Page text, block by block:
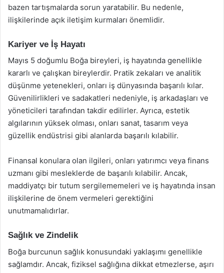
bazen tartışmalarda sorun yaratabilir. Bu nedenle,
ilişkilerinde açık iletişim kurmaları önemlidir.
Kariyer ve İş Hayatı
Mayıs 5 doğumlu Boğa bireyleri, iş hayatında genellikle
kararlı ve çalışkan bireylerdir. Pratik zekaları ve analitik
düşünme yetenekleri, onları iş dünyasında başarılı kılar.
Güvenilirlikleri ve sadakatleri nedeniyle, iş arkadaşları ve
yöneticileri tarafından takdir edilirler. Ayrıca, estetik
algılarının yüksek olması, onları sanat, tasarım veya
güzellik endüstrisi gibi alanlarda başarılı kılabilir.
Finansal konulara olan ilgileri, onları yatırımcı veya finans
uzmanı gibi mesleklerde de başarılı kılabilir. Ancak,
maddiyatçı bir tutum sergilememeleri ve iş hayatında insan
ilişkilerine de önem vermeleri gerektiğini
unutmamalıdırlar.
Sağlık ve Zindelik
Boğa burcunun sağlık konusundaki yaklaşımı genellikle
sağlamdır. Ancak, fiziksel sağlığına dikkat etmezlerse, aşırı